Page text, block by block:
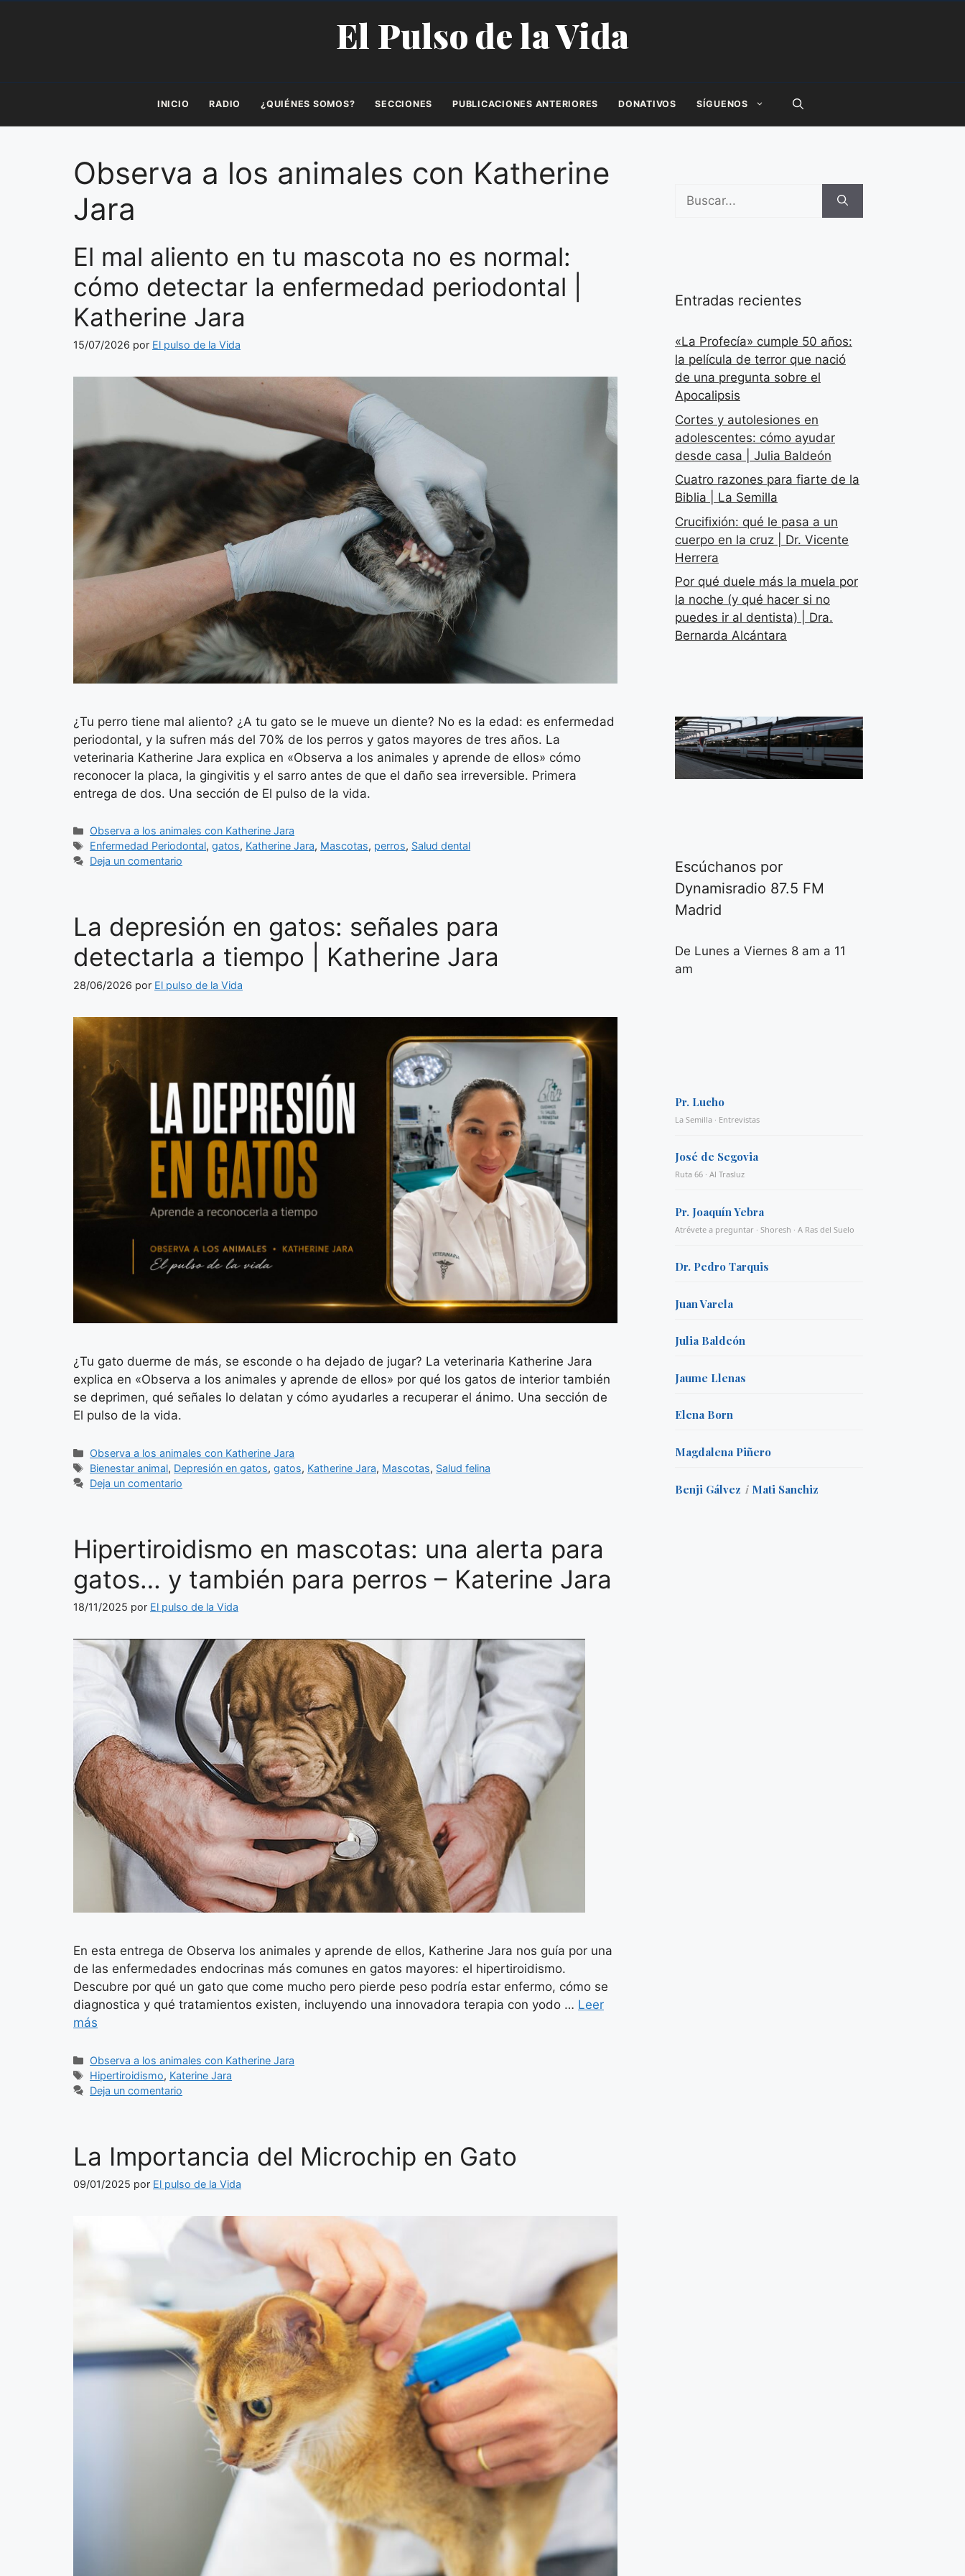
El Pulso de la Vida
INICIO RADIO ¿QUIÉNES SOMOS? SECCIONES PUBLICACIONES ANTERIORES DONATIVOS SÍGUENOS
Observa a los animales con Katherine
Jara
El mal aliento en tu mascota no es normal:
cómo detectar la enfermedad periodontal |
Katherine Jara
15/07/2026 por El pulso de la Vida
¿Tu perro tiene mal aliento? ¿A tu gato se le mueve un diente? No es la edad: es enfermedad
periodontal, y la sufren más del 70% de los perros y gatos mayores de tres años. La
veterinaria Katherine Jara explica en «Observa a los animales y aprende de ellos» cómo
reconocer la placa, la gingivitis y el sarro antes de que el daño sea irreversible. Primera
entrega de dos. Una sección de El pulso de la vida.
Categorías
Observa a los animales con Katherine Jara
Etiquetas
Enfermedad Periodontal,gatos, Katherine Jara, Mascotas, perros, Salud dental
Deja un comentario
La depresión en gatos: señales para
detectarla a tiempo | Katherine Jara
28/06/2026 por El pulso de la Vida
¿Tu gato duerme de más, se esconde o ha dejado de jugar? La veterinaria Katherine Jara
explica en «Observa a los animales y aprende de ellos» por qué los gatos de interior también
se deprimen, qué señales lo delatan y cómo ayudarles a recuperar el ánimo. Una sección de
El pulso de la vida.
Categorías
Observa a los animales con Katherine Jara
Etiquetas
Bienestar animal, Depresión en gatos,gatos, Katherine Jara, Mascotas, Salud felina
Deja un comentario
Hipertiroidismo en mascotas: una alerta para
gatos… y también para perros – Katerine Jara
18/11/2025 por El pulso de la Vida
En esta entrega de Observa los animales y aprende de ellos, Katherine Jara nos guía por una
de las enfermedades endocrinas más comunes en gatos mayores: el hipertiroidismo.
Descubre por qué un gato que come mucho pero pierde peso podría estar enfermo, cómo se
diagnostica y qué tratamientos existen, incluyendo una innovadora terapia con yodo … Leer
más
Categorías
Observa a los animales con Katherine Jara
Etiquetas
Hipertiroidismo, Katerine Jara
Deja un comentario
La Importancia del Microchip en Gato
09/01/2025 por El pulso de la Vida
Buscar:
Entradas recientes
«La Profecía» cumple 50 años:
la película de terror que nació
de una pregunta sobre el
Apocalipsis
Cortes y autolesiones en
adolescentes: cómo ayudar
desde casa | Julia Baldeón
Cuatro razones para fiarte de la
Biblia | La Semilla
Crucifixión: qué le pasa a un
cuerpo en la cruz | Dr. Vicente
Herrera
Por qué duele más la muela por
la noche (y qué hacer si no
puedes ir al dentista) | Dra.
Bernarda Alcántara
Escúchanos por
Dynamisradio 87.5 FM
Madrid
De Lunes a Viernes 8 am a 11
am
Pr. Lucho
La Semilla · Entrevistas
José de Segovia
Ruta 66 · Al Trasluz
Pr. Joaquín Yebra
Atrévete a preguntar · Shoresh · A Ras del Suelo
Dr. Pedro Tarquis
Juan Varela
Julia Baldeón
Jaume Llenas
Elena Born
Magdalena Piñero
Benji Gálvez i Mati Sanchiz